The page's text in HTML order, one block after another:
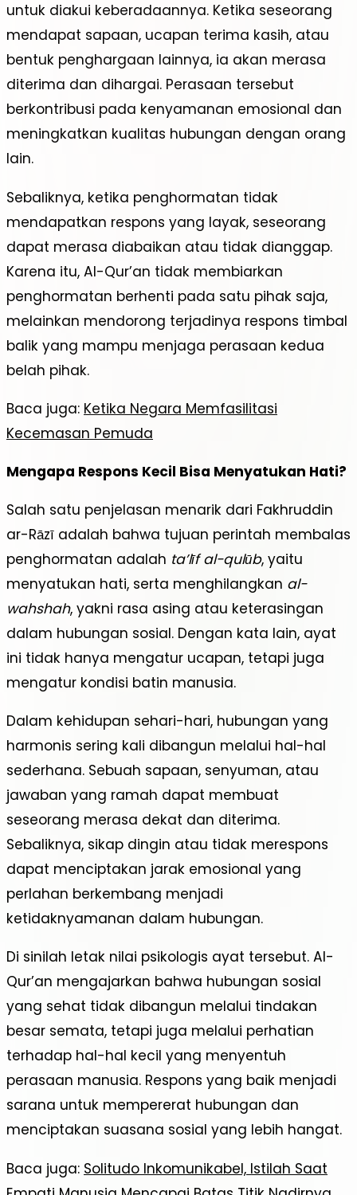
untuk diakui keberadaannya. Ketika seseorang
mendapat sapaan, ucapan terima kasih, atau
bentuk penghargaan lainnya, ia akan merasa
diterima dan dihargai. Perasaan tersebut
berkontribusi pada kenyamanan emosional dan
meningkatkan kualitas hubungan dengan orang
lain.
Sebaliknya, ketika penghormatan tidak
mendapatkan respons yang layak, seseorang
dapat merasa diabaikan atau tidak dianggap.
Karena itu, Al-Qur’an tidak membiarkan
penghormatan berhenti pada satu pihak saja,
melainkan mendorong terjadinya respons timbal
balik yang mampu menjaga perasaan kedua
belah pihak.
Baca juga: Ketika Negara Memfasilitasi
Kecemasan Pemuda
Mengapa Respons Kecil Bisa Menyatukan Hati?
Salah satu penjelasan menarik dari Fakhruddin
ar-Rāzī adalah bahwa tujuan perintah membalas
penghormatan adalah ta’līf al-qulūb, yaitu
menyatukan hati, serta menghilangkan al-
wahshah, yakni rasa asing atau keterasingan
dalam hubungan sosial. Dengan kata lain, ayat
ini tidak hanya mengatur ucapan, tetapi juga
mengatur kondisi batin manusia.
Dalam kehidupan sehari-hari, hubungan yang
harmonis sering kali dibangun melalui hal-hal
sederhana. Sebuah sapaan, senyuman, atau
jawaban yang ramah dapat membuat
seseorang merasa dekat dan diterima.
Sebaliknya, sikap dingin atau tidak merespons
dapat menciptakan jarak emosional yang
perlahan berkembang menjadi
ketidaknyamanan dalam hubungan.
Di sinilah letak nilai psikologis ayat tersebut. Al-
Qur’an mengajarkan bahwa hubungan sosial
yang sehat tidak dibangun melalui tindakan
besar semata, tetapi juga melalui perhatian
terhadap hal-hal kecil yang menyentuh
perasaan manusia. Respons yang baik menjadi
sarana untuk mempererat hubungan dan
menciptakan suasana sosial yang lebih hangat.
Baca juga: Solitudo Inkomunikabel, Istilah Saat